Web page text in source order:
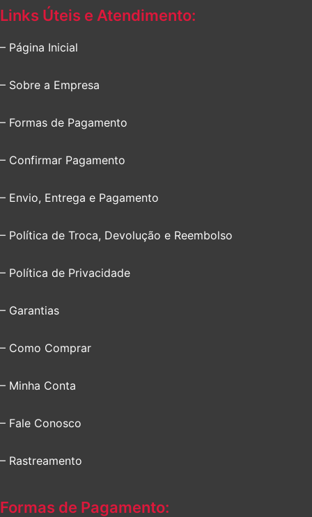
Links Úteis e Atendimento:
– Página Inicial
– Sobre a Empresa
– Formas de Pagamento
– Confirmar Pagamento
– Envio, Entrega e Pagamento
– Política de Troca, Devolução e Reembolso
– Política de Privacidade
– Garantias
– Como Comprar
– Minha Conta
– Fale Conosco
– Rastreamento
Formas de Pagamento: